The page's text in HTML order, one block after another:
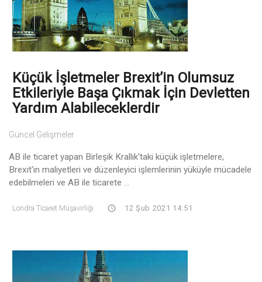
Küçük İşletmeler Brexit’in Olumsuz
Etkileriyle Başa Çıkmak İçin Devletten
Yardım Alabileceklerdir
Güncel Gelişmeler
AB ile ticaret yapan Birleşik Krallık'taki küçük işletmelere,
Brexit'in maliyetleri ve düzenleyici işlemlerinin yüküyle mücadele
edebilmeleri ve AB ile ticarete ...
Londra Ticaret Müşavirliği 12 Şub 2021 14:51